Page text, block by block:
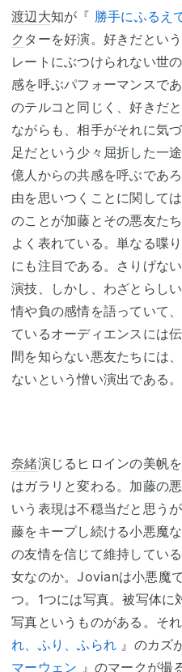
渡辺大知が『 勝手にふるえ
ク ターを好演。好きだとい
レートにぶつけられない世
感を呼ぶパフォーマンスで
のテルコと同じく、好きだ
ながらも、相手がそれに気
足だという少々屈折した一
億人からの共感を呼ぶであ
由を思いつくことに関して
のことが加藤とその悪友た
よく表れている。単なる喋
にも注目である。さりげな
演技、しかし、わざとらし
情や負の感情を語っていて
ているオーディエンスには
間を知らない悪友たちには
ないという憎い演出である。
奈緒演じるヒロインの美帆
はガラリと変わる。加藤の
いう表現は不穏当だと思う
藤をキープし続ける小悪魔
の友情を信じて維持してい
女なのか。Jovianは小悪魔
つ。1つには写真。被写体に
写真というものがある。そ
れ、ふり、ふられ 』のカズ
マーウェン 』のマークが撮